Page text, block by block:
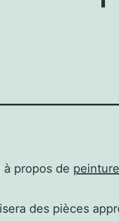
à propos de
des pièces